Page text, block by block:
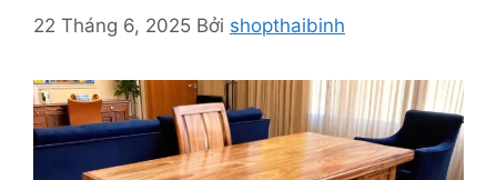
22 Tháng 6, 2025 Bởi shopthaibinh